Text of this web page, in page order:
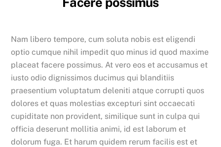
Nam libero tempore, cum soluta nobis est eligendi
optio cumque nihil impedit quo minus id quod maxime
placeat facere possimus. At vero eos et accusamus et
iusto odio dignissimos ducimus qui blanditiis
praesentium voluptatum deleniti atque corrupti quos
dolores et quas molestias excepturi sint occaecati
cupiditate non provident, similique sunt in culpa qui
officia deserunt mollitia animi, id est laborum et
dolorum fuga. Et harum quidem rerum facilis est et